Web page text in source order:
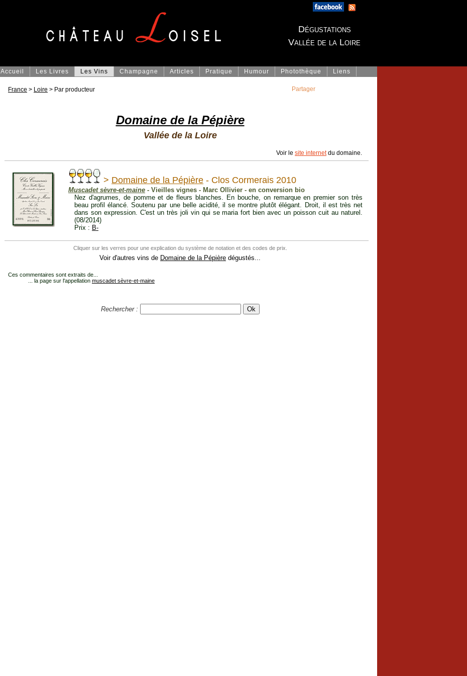
Dégustations
Vallée de la Loire
Accueil Les Livres Les Vins Champagne Articles Pratique Humour Photothèque Liens
France > Loire > Par producteur
Domaine de la Pépière
Vallée de la Loire
Voir le site internetdu domaine.
> Domaine de la Pépière - Clos Cormerais 2010
Muscadet sèvre-et-maine - Vieilles vignes - Marc Ollivier - en conversion bio
Nez d'agrumes, de pomme et de fleurs blanches. En bouche, on remarque en premier son très
beau profil élancé. Soutenu par une belle acidité, il se montre plutôt élégant. Droit, il est très net
dans son expression. C'est un très joli vin qui se maria fort bien avec un poisson cuit au naturel.
(08/2014)
Prix : B-
Cliquer sur les verres pour une explication du système de notation et des codes de prix.
Voir d'autres vins de Domaine de la Pépière dégustés...
Ces commentaires sont extraits de...
... la page sur l'appellation muscadet sèvre-et-maine
Rechercher :
Partager